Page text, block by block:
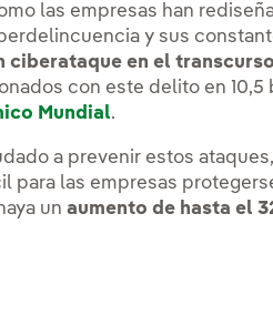
las empresas han
y sus
ciberataque en el
con este delito en 10,5
Mundial.
a prevenir estos
para las empresas
unaumento de hasta el